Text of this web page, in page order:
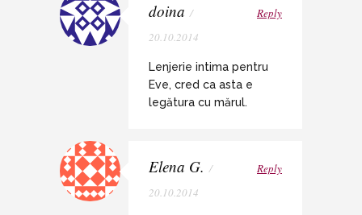
doina /
20.10.2014
Reply
Lenjerie intima pentru
Eve, cred ca asta e
legătura cu mărul.
Elena G. /
20.10.2014
Reply